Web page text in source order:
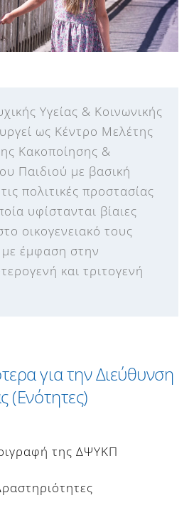
Υγείας & Κοινωνικής
ως Κέντρο Μελέτης
Κακοποίησης &
Παιδιού με βασική
πολιτικές προστασίας
υφίστανται βίαιες
οικογενειακό τους
με έμφαση στην
και τριτογενή
για την Διεύθυνση
(Ενότητες)
της ΔΨΥΚΠ